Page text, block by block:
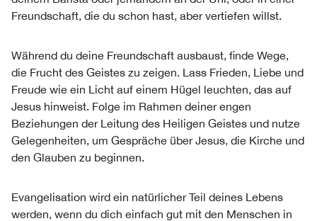
Freundschaft, die du schon hast, aber vertiefen willst.
Während du deine Freundschaft ausbaust, finde Wege,
die Frucht des Geistes zu zeigen. Lass Frieden, Liebe und
Freude wie ein Licht auf einem Hügel leuchten, das auf
Jesus hinweist. Folge im Rahmen deiner engen
Beziehungen der Leitung des Heiligen Geistes und nutze
Gelegenheiten, um Gespräche über Jesus, die Kirche und
den Glauben zu beginnen.
Evangelisation wird ein natürlicher Teil deines Lebens
werden, wenn du dich einfach gut mit den Menschen in